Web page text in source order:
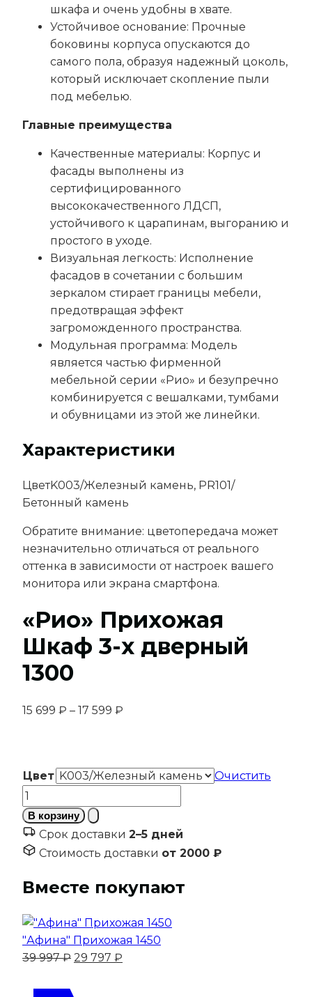
шкафа и очень удобны в хвате.
Устойчивое основание: Прочные
боковины корпуса опускаются до
самого пола, образуя надежный цоколь,
который исключает скопление пыли
под мебелью.
Главные преимущества
Качественные материалы: Корпус и
фасады выполнены из
сертифицированного
высококачественного ЛДСП,
устойчивого к царапинам, выгоранию и
простого в уходе.
Визуальная легкость: Исполнение
фасадов в сочетании с большим
зеркалом стирает границы мебели,
предотвращая эффект
загроможденного пространства.
Модульная программа: Модель
является частью фирменной
мебельной серии «Рио» и безупречно
комбинируется с вешалками, тумбами
и обувницами из этой же линейки.
Характеристики
ЦветK003/Железный камень, PR101/
Бетонный камень
Обратите внимание: цветопередача может
незначительно отличаться от реального
оттенка в зависимости от настроек вашего
монитора или экрана смартфона.
«Рио» Прихожая
Шкаф 3-х дверный
1300
15 699 ₽ – 17 599 ₽
–
Цвет
Очистить
Количество
товара
"Рио"
Прихожая
3-
х
дверный
1300
В корзину
Срок доставки 2–5 дней
Стоимость доставки от 2000 ₽
Вместе покупают
"Афина" Прихожая 1450
39 997₽ Первоначальная
29 797 ₽